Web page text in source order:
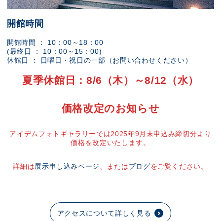
開館時間
開館時間 ： 10：00～18：00
(最終日 ： 10：00～15：00)
休館日 ： 日曜日・祝日の一部（お問い合わせください）
夏季休館日：8/6（木）～8/12（水）
価格改定のお知らせ
アイデムフォトギャラリーでは2025年9月末申込み締切分より
価格を改定いたします。
詳細は展示申し込みページ 、またはブログをご覧ください。
アクセスについて詳しく見る